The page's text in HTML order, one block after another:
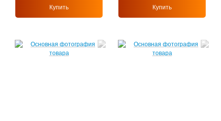
Купить Купить